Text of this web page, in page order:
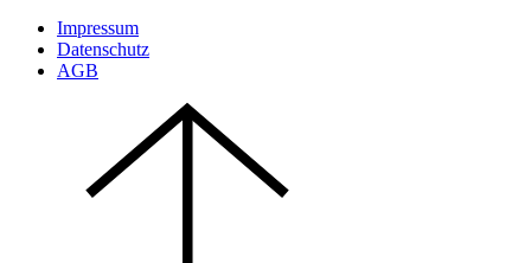
Impressum
Datenschutz
AGB